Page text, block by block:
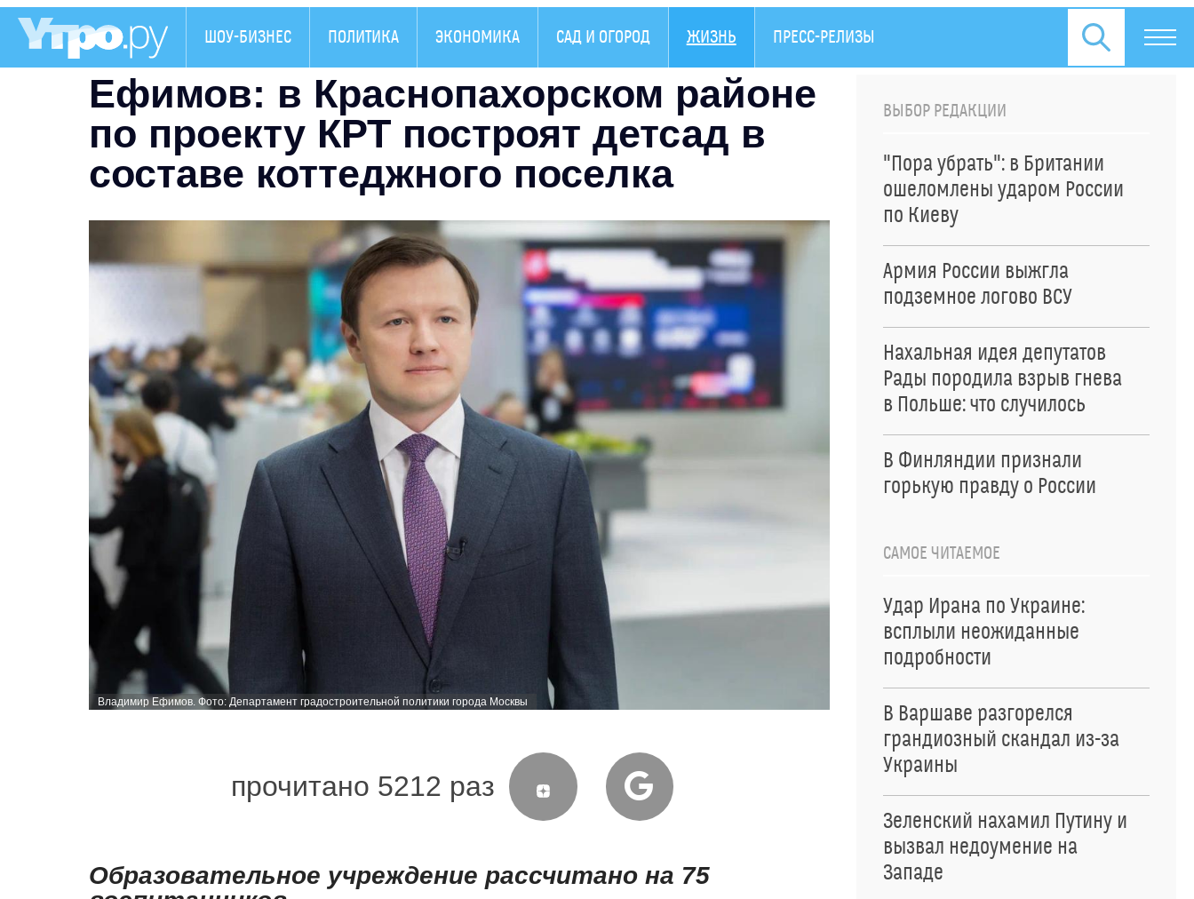
ШОУ-БИЗНЕС ПОЛИТИКА ЭКОНОМИКА САД И ОГОРОД ЖИЗНЬ ПРЕСС-РЕЛИЗЫ
Ефимов: в Краснопахорском районе
по проекту КРТ построят детсад в
составе коттеджного поселка
Владимир Ефимов. Фото: Департамент градостроительной политики города Москвы
прочитано 5212 раз
Образовательное учреждение рассчитано на 75
ВЫБОР РЕДАКЦИИ
"Пора убрать": в Британии
ошеломлены ударом России
по Киеву
Армия России выжгла
подземное логово ВСУ
Нахальная идея депутатов
Рады породила взрыв гнева
в Польше: что случилось
В Финляндии признали
горькую правду о России
САМОЕ ЧИТАЕМОЕ
Удар Ирана по Украине:
всплыли неожиданные
подробности
В Варшаве разгорелся
грандиозный скандал из-за
Украины
Зеленский нахамил Путину и
вызвал недоумение на
Западе